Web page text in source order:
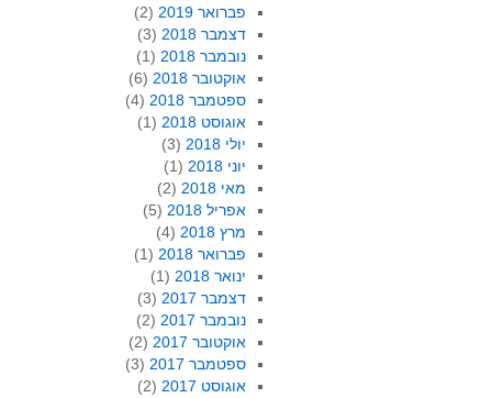
פברואר 2019
(2)
דצמבר 2018
(3)
נובמבר 2018
(1)
אוקטובר 2018
(6)
ספטמבר 2018
(4)
אוגוסט 2018
(1)
יולי 2018
(3)
יוני 2018
(1)
מאי 2018
(2)
אפריל 2018
(5)
מרץ 2018
(4)
פברואר 2018
(1)
ינואר 2018
(1)
דצמבר 2017
(3)
נובמבר 2017
(2)
אוקטובר 2017
(2)
ספטמבר 2017
(3)
אוגוסט 2017
(2)